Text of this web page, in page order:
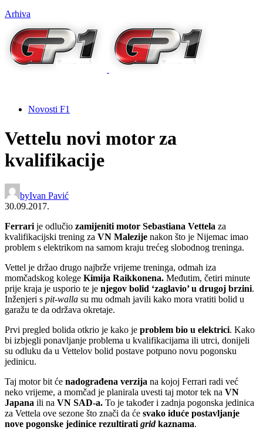
Arhiva
Novosti F1
Vettelu novi motor za
kvalifikacije
byIvan Pavić
30.09.2017.
Ferrari je odlučio zamijeniti motor Sebastiana Vettela za
kvalifikacijski trening za VN Malezije nakon što je Nijemac imao
problem s elektrikom na samom kraju trećeg slobodnog treninga.
Vettel je držao drugo najbrže vrijeme treninga, odmah iza
momčadskog kolege Kimija Raikkonena. Međutim, četiri minute
prije kraja je usporio te je njegov bolid ‘zaglavio’ u drugoj brzini.
Inženjeri s pit-walla su mu odmah javili kako mora vratiti bolid u
garažu te da održava okretaje.
Prvi pregled bolida otkrio je kako je problem bio u elektrici. Kako
bi izbjegli ponavljanje problema u kvalifikacijama ili utrci, donijeli
su odluku da u Vettelov bolid postave potpuno novu pogonsku
jedinicu.
Taj motor bit će nadograđena verzija na kojoj Ferrari radi već
neko vrijeme, a momčad je planirala uvesti taj motor tek na VN
Japana ili na VN SAD-a. To je također i zadnja pogonska jedinica
za Vettela ove sezone što znači da će svako iduće postavljanje
nove pogonske jedinice rezultirati gridkaznama.